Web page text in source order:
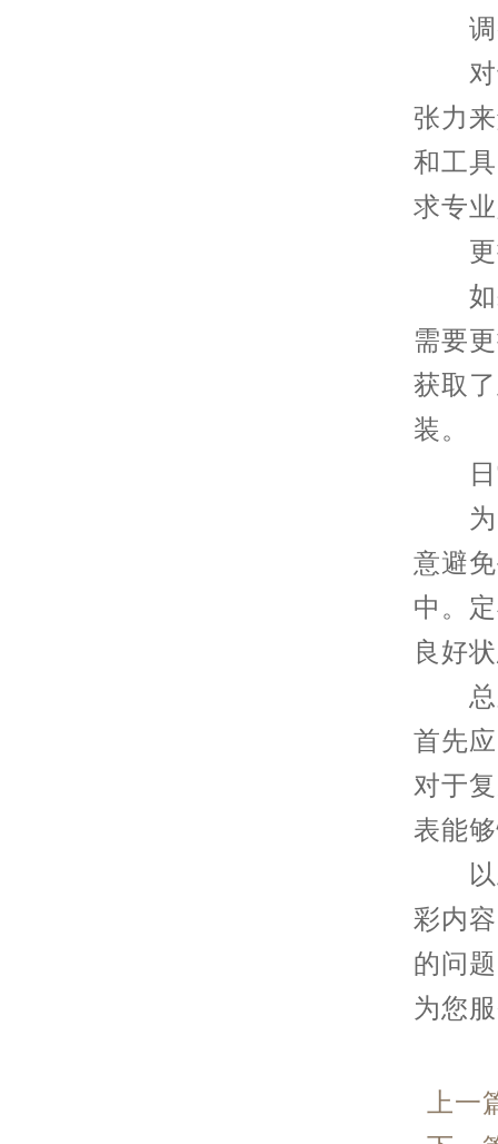
调
对于
张力
和工
求专
更
如果
需要
获取
装。
日
为了
意避
中。
良好
总之
首先
对于
表能
以
彩内
的问
为您
上一